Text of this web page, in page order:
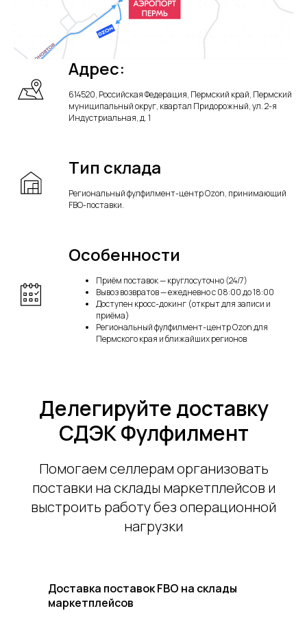
Адрес:
614520, Российская Федерация, Пермский край, Пермский
муниципальный округ, квартал Придорожный, ул. 2-я
Индустриальная, д. 1
Тип склада
Региональный фулфилмент-центр Ozon, принимающий
FBO-поставки.
Особенности
Приём поставок — круглосуточно (24/7)
Вывоз возвратов — ежедневно с 08:00 до 18:00
Доступен кросс-докинг (открыт для записи и
приёма)
Региональный фулфилмент-центр Ozon для
Пермского края и ближайших регионов
Делегируйте доставку
СДЭК Фулфилмент
Помогаем селлерам организовать
поставки на склады маркетплейсов и
выстроить работу без операционной
нагрузки
Доставка поставок FBO на склады
маркетплейсов